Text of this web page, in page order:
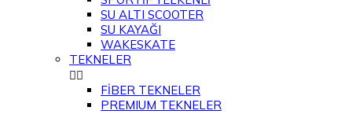
SU ALTI SCOOTER
SU KAYAĞI
WAKESKATE
TEKNELER

FİBER TEKNELER
PREMIUM TEKNELER